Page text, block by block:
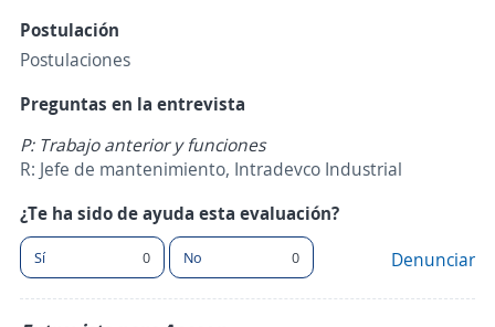
Postulación
Postulaciones
Preguntas en la entrevista
P: Trabajo anterior y funciones
R: Jefe de mantenimiento, Intradevco Industrial
¿Te ha sido de ayuda esta evaluación?
Sí 0 No 0 Denunciar